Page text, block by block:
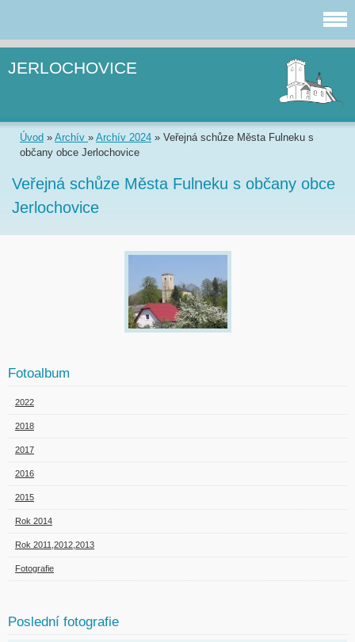
JERLOCHOVICE
Úvod » Archív » Archív 2024 » Veřejná schůze Města Fulneku s
občany obce Jerlochovice
Veřejná schůze Města Fulneku s občany obce
Jerlochovice
Fotoalbum
2022
2018
2017
2016
2015
Rok 2014
Rok 2011,2012,2013
Fotografie
Poslední fotografie